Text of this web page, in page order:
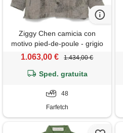
Ziggy Chen camicia con
motivo pied-de-poule - grigio
1.063,00 € 1.434,00 €
Sped. gratuita
48
Farfetch